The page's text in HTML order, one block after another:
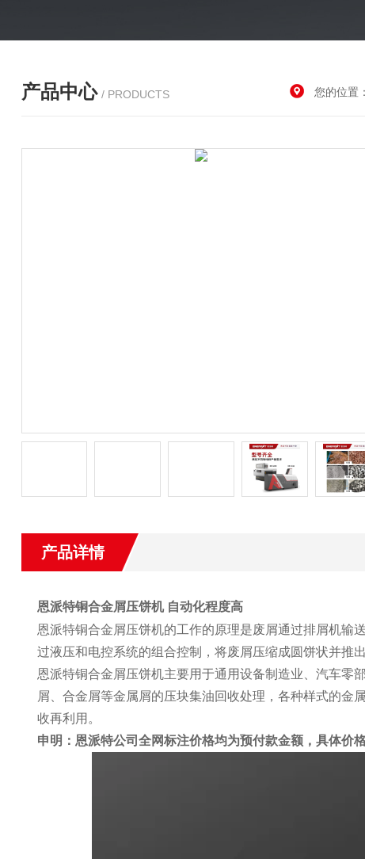
产品中心 / PRODUCTS 您的位置
产品详情
恩派特铜合金屑压饼机 自动化程度高
恩派特铜合金屑压饼机的工作的原理是废屑通过排屑机输
过液压和电控系统的组合控制，将废屑压缩成圆饼状并推
恩派特铜合金屑压饼机主要用于通用设备制造业、汽车零
屑、合金屑等金属屑的压块集油回收处理，各种样式的金
收再利用。
申明：恩派特公司全网标注价格均为预付款金额，具体价